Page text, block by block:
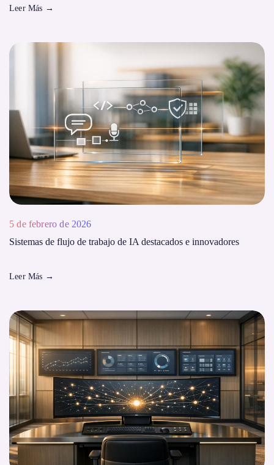
Leer Más →
5 de febrero de 2026
Sistemas de flujo de trabajo de IA destacados e innovadores
Leer Más →